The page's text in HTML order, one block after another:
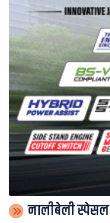
नालीबेली स्पेसल